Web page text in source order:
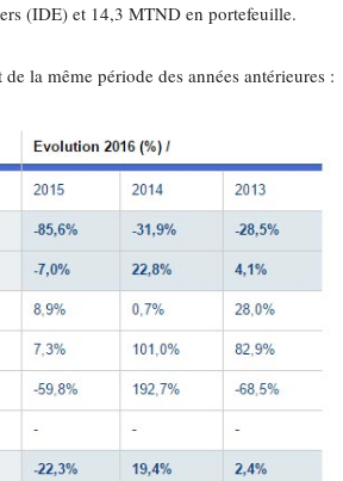
(IDE) et 14,3 MTND en portefeuille.
la même période des années antérieures :